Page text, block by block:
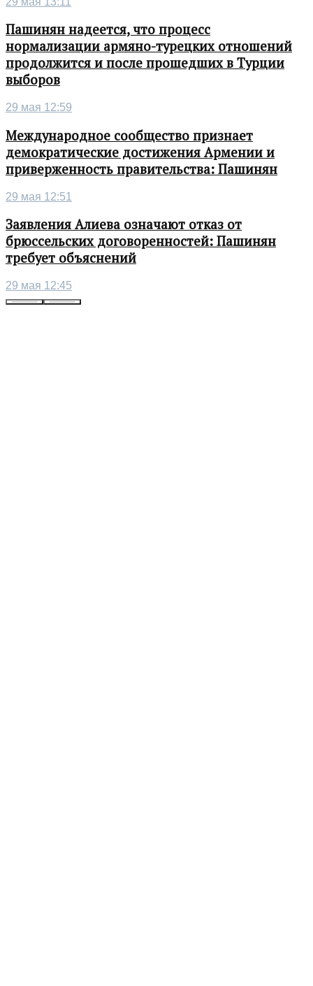
Пашинян надеется, что процесс
нормализации армяно-турецких отношений
продолжится и после прошедших в Турции
выборов
29 мая 12:59
Международное сообщество признает
демократические достижения Армении и
приверженность правительства: Пашинян
29 мая 12:51
Заявления Алиева означают отказ от
брюссельских договоренностей: Пашинян
требует объяснений
29 мая 12:45